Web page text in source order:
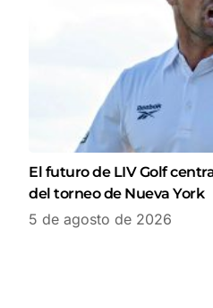
El futuro de LIV Golf
del torneo de Nueva York
5 de agosto de 2026